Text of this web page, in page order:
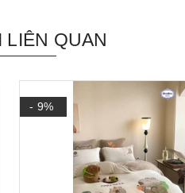
LIÊN QUAN
- 9%